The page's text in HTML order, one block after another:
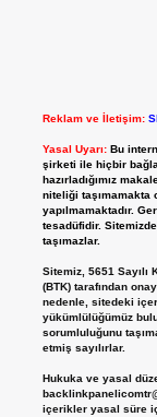
Reklam ve İletişim:
Yasal Uyarı: Bu
şirketi ile hiçbir
hazırladığımız
niteliği taşımamakta
yapılmamaktadır.
tesadüfidir.
taşımazlar.
Sitemiz, 5651
(BTK) tarafından
nedenle, sitedeki
yükümlülüğümüz
sorumluluğunu
etmiş sayılırlar.
Hukuka ve yasal
içerikler yasal süre